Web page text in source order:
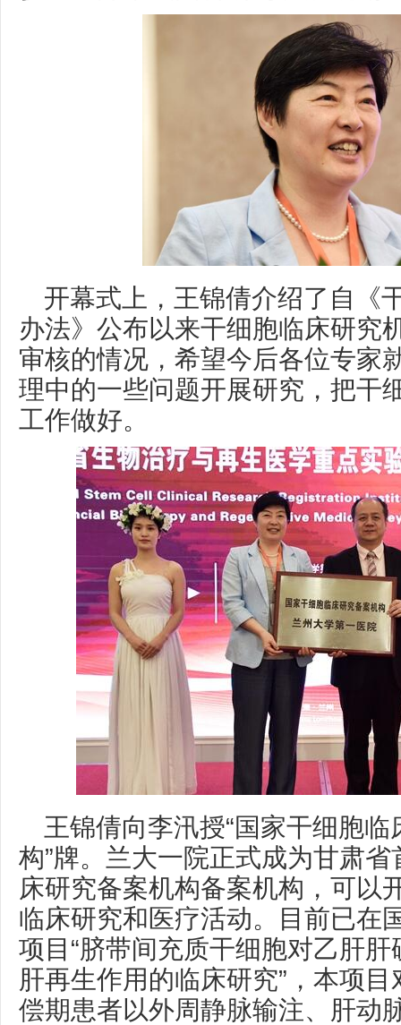
开幕式上，王锦倩介绍了自《
办法》公布以来干细胞临床研究
审核的情况，希望今后各位专家
理中的一些问题开展研究，把干
工作做好。
王锦倩向李汛授“国家干细胞
构”牌。兰大一院正式成为甘肃
床研究备案机构备案机构，可以
临床研究和医疗活动。目前已在
项目“脐带间充质干细胞对乙肝
肝再生作用的临床研究”，本项
偿期患者以外周静脉输注、肝动